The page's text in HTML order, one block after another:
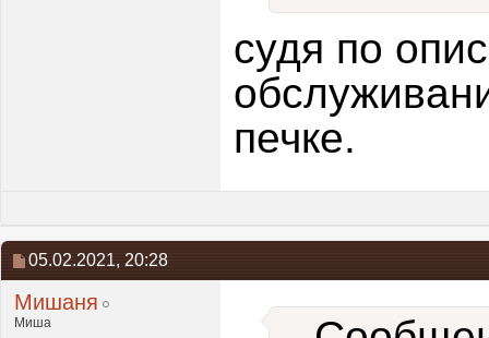
судя по
печке.
05.02.2021, 20:28
Мишаня
Миша